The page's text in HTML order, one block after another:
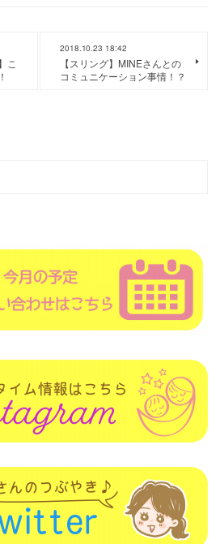
こ
2018.10.23 18:42
【スリング】MINEさんとの
コミュニケーション事情！？